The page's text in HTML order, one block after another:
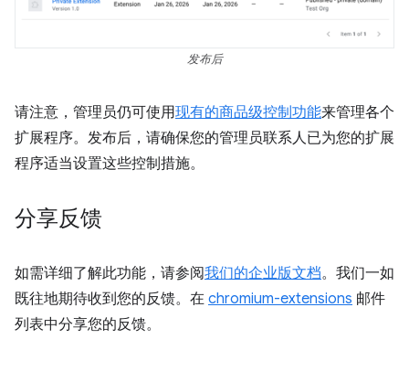
发布后
请注意，管理员仍可使用现有的商品级控制功能来管理各个
扩展程序。发布后，请确保您的管理员联系人已为您的扩展
程序适当设置这些控制措施。
分享反馈
如需详细了解此功能，请参阅我们的企业版文档。我们一如
既往地期待收到您的反馈。在 chromium-extensions 邮件
列表中分享您的反馈。